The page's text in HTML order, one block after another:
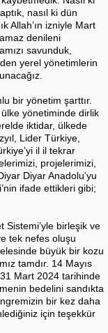
nasıl ki dün
Allah’ın izniyle Mart
denileni
savunduk,
yerel yönetimlerin
bir yönetim şarttır.
yönetiminde dirlik
iktidar, ülkede
Lider Türkiye,
il il tekrar
projelerimizi,
Diyar Anadolu’yu
ifade ettikleri gibi;
Sistemi’yle birleşik ve
tek nefes oluşu
büyük bir kozu
tamdır. 14 Mayıs
Mart 2024 tarihinde
bedelini sandıkta
bir kez daha
için teşekkür